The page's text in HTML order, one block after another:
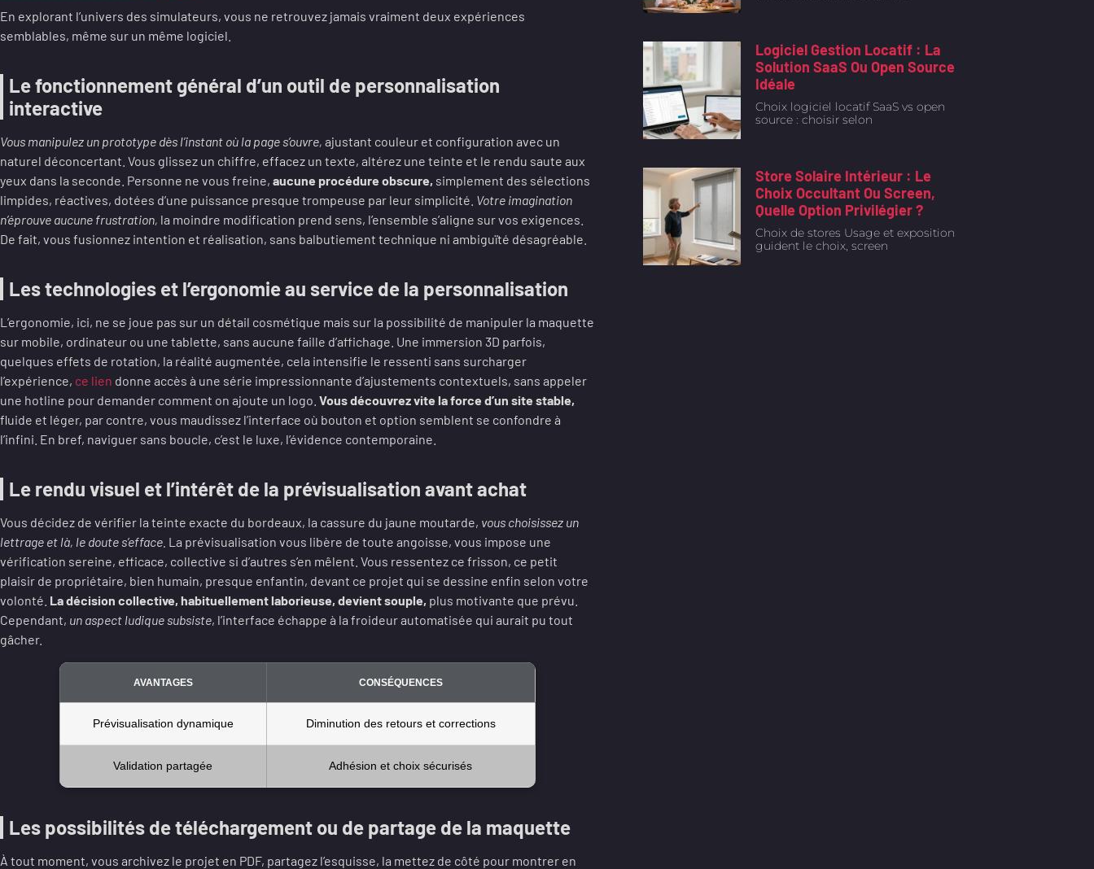
En explorant l’univers des simulateurs, vous ne retrouvez jamais vraiment deux expériences
semblables, même sur un même logiciel.
Le fonctionnement général d’un outil de personnalisation
interactive
Vous manipulez un prototype dès l’instant où la page s’ouvre, ajustant couleur et configuration avec un
naturel déconcertant. Vous glissez un chiffre, effacez un texte, altérez une teinte et le rendu saute aux
yeux dans la seconde. Personne ne vous freine, aucune procédure obscure, simplement des sélections
limpides, réactives, dotées d’une puissance presque trompeuse par leur simplicité. Votre imagination
n’éprouve aucune frustration, la moindre modification prend sens, l’ensemble s’aligne sur vos exigences.
De fait, vous fusionnez intention et réalisation, sans balbutiement technique ni ambiguïté désagréable.
Les technologies et l’ergonomie au service de la personnalisation
L’ergonomie, ici, ne se joue pas sur un détail cosmétique mais sur la possibilité de manipuler la maquette
sur mobile, ordinateur ou une tablette, sans aucune faille d’affichage. Une immersion 3D parfois,
quelques effets de rotation, la réalité augmentée, cela intensifie le ressenti sans surcharger
l’expérience, ce lien donne accès à une série impressionnante d’ajustements contextuels, sans appeler
une hotline pour demander comment on ajoute un logo. Vous découvrez vite la force d’un site stable,
fluide et léger, par contre, vous maudissez l’interface où bouton et option semblent se confondre à
l’infini. En bref, naviguer sans boucle, c’est le luxe, l’évidence contemporaine.
Le rendu visuel et l’intérêt de la prévisualisation avant achat
Vous décidez de vérifier la teinte exacte du bordeaux, la cassure du jaune moutarde, vous choisissez un
lettrage et là, le doute s’efface. La prévisualisation vous libère de toute angoisse, vous impose une
vérification sereine, efficace, collective si d’autres s’en mêlent. Vous ressentez ce frisson, ce petit
plaisir de propriétaire, bien humain, presque enfantin, devant ce projet qui se dessine enfin selon votre
volonté. La décision collective, habituellement laborieuse, devient souple, plus motivante que prévu.
Cependant, un aspect ludique subsiste, l’interface échappe à la froideur automatisée qui aurait pu tout
gâcher.
AVANTAGES CONSÉQUENCES
Prévisualisation dynamique Diminution des retours et corrections
Validation partagée Adhésion et choix sécurisés
Les possibilités de téléchargement ou de partage de la maquette
À tout moment, vous archivez le projet en PDF, partagez l’esquisse, la mettez de côté pour montrer en
Logiciel Gestion Locatif : La
Solution SaaS Ou Open Source
Idéale
Choix logiciel locatif SaaS vs open
source : choisir selon
Store Solaire Intérieur : Le
Choix Occultant Ou Screen,
Quelle Option Privilégier ?
Choix de stores Usage et exposition
guident le choix, screen